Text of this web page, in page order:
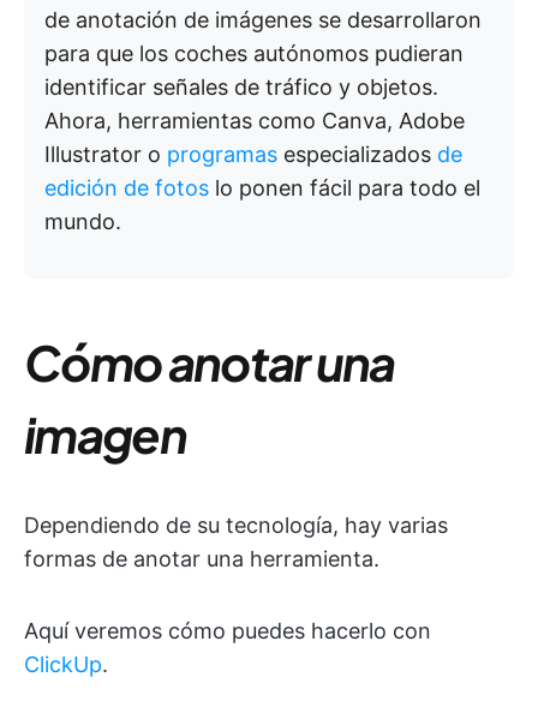
de anotación de imágenes se desarrollaron
para que los coches autónomos pudieran
identificar señales de tráfico y objetos.
Ahora, herramientas como Canva, Adobe
Illustrator o programas especializados de
edición de fotos lo ponen fácil para todo el
mundo.
Cómo anotar una
imagen
Dependiendo de su tecnología, hay varias
formas de anotar una herramienta.
Aquí veremos cómo puedes hacerlo con
ClickUp.